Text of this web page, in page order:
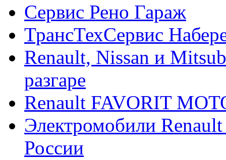
Сервис Рено Гараж
ТрансТехСервис
Renault, Nissan и
разгаре
Renault FAVORIT
Электромобили
России